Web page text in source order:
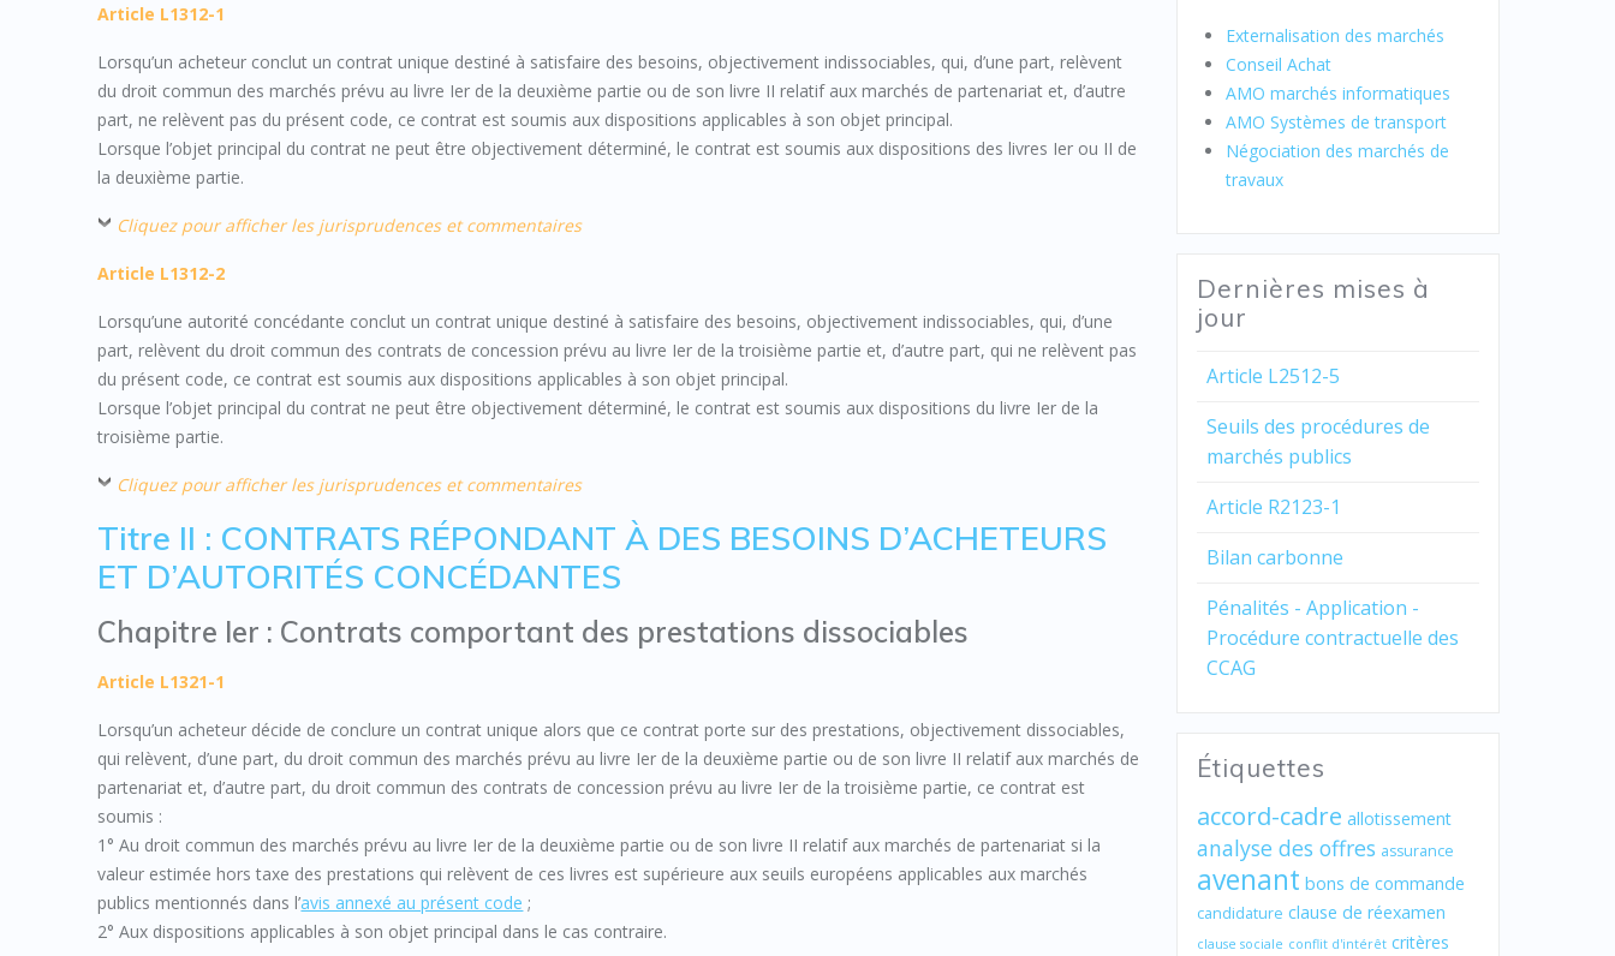
Article L1312-1
Lorsqu’un acheteur conclut un contrat unique destiné à satisfaire des besoins, objectivement indissociables, qui, d’une part, relèvent
du droit commun des marchés prévu au livre Ier de la deuxième partie ou de son livre II relatif aux marchés de partenariat et, d’autre
part, ne relèvent pas du présent code, ce contrat est soumis aux dispositions applicables à son objet principal.
Lorsque l’objet principal du contrat ne peut être objectivement déterminé, le contrat est soumis aux dispositions des livres Ier ou II de
la deuxième partie.
Cliquez pour afficher les jurisprudences et commentaires
Article L1312-2
Lorsqu’une autorité concédante conclut un contrat unique destiné à satisfaire des besoins, objectivement indissociables, qui, d’une
part, relèvent du droit commun des contrats de concession prévu au livre Ier de la troisième partie et, d’autre part, qui ne relèvent pas
du présent code, ce contrat est soumis aux dispositions applicables à son objet principal.
Lorsque l’objet principal du contrat ne peut être objectivement déterminé, le contrat est soumis aux dispositions du livre Ier de la
troisième partie.
Cliquez pour afficher les jurisprudences et commentaires
Titre II : CONTRATS RÉPONDANT À DES BESOINS D’ACHETEURS
ET D’AUTORITÉS CONCÉDANTES
Chapitre Ier : Contrats comportant des prestations dissociables
Article L1321-1
Lorsqu’un acheteur décide de conclure un contrat unique alors que ce contrat porte sur des prestations, objectivement dissociables,
qui relèvent, d’une part, du droit commun des marchés prévu au livre Ier de la deuxième partie ou de son livre II relatif aux marchés de
partenariat et, d’autre part, du droit commun des contrats de concession prévu au livre Ier de la troisième partie, ce contrat est
soumis :
1° Au droit commun des marchés prévu au livre Ier de la deuxième partie ou de son livre II relatif aux marchés de partenariat si la
valeur estimée hors taxe des prestations qui relèvent de ces livres est supérieure aux seuils européens applicables aux marchés
publics mentionnés dans l’avis annexé au présent code ;
2° Aux dispositions applicables à son objet principal dans le cas contraire.
Externalisation des marchés
Conseil Achat
AMO marchés informatiques
AMO Systèmes de transport
Négociation des marchés de
travaux
Dernières mises à
jour
Article L2512-5
Seuils des procédures de
marchés publics
Article R2123-1
Bilan carbonne
Pénalités - Application -
Procédure contractuelle des
CCAG
Étiquettes
accord-cadre allotissement
analyse des offres assurance
avenant bons de commande
candidature clause de réexamen
clause sociale conflit d'intérêt critères